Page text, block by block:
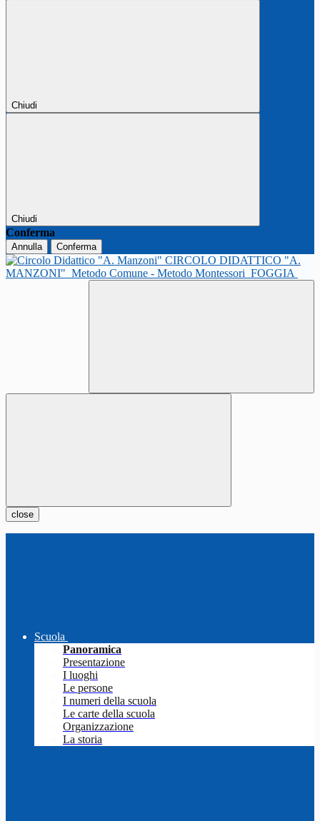
Chiudi
Chiudi
Conferma
Annulla Conferma
CIRCOLO DIDATTICO "A.
MANZONI" Metodo Comune - Metodo Montessori FOGGIA
close
Scuola
Panoramica
Presentazione
I luoghi
Le persone
I numeri della scuola
Le carte della scuola
Organizzazione
La storia